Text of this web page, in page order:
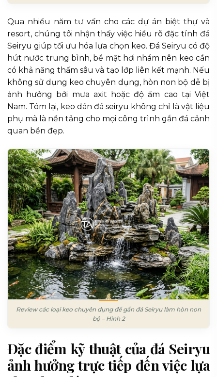
Qua nhiều năm tư vấn cho các dự án biệt thự và
resort, chúng tôi nhận thấy việc hiểu rõ đặc tính đá
Seiryu giúp tối ưu hóa lựa chọn keo. Đá Seiryu có độ
hút nước trung bình, bề mặt hơi nhám nên keo cần
có khả năng thấm sâu và tạo lớp liên kết mạnh. Nếu
không sử dụng keo chuyên dụng, hòn non bộ dễ bị
ảnh hưởng bởi mưa axit hoặc độ ẩm cao tại Việt
Nam. Tóm lại, keo dán đá seiryu không chỉ là vật liệu
phụ mà là nền tảng cho mọi công trình gắn đá cảnh
quan bền đẹp.
Review các loại keo chuyên dụng để gắn đá Seiryu làm hòn non
bộ – Hình 2
Đặc điểm kỹ thuật của đá Seiryu
ảnh hưởng trực tiếp đến việc lựa